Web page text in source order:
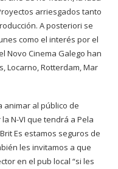
arriesgados tanto
A posteriori se
como el interés por el
Novo Cinema Galego han
Locarno, Rotterdam, Mar
animar al público de
N-VI que tendrá a Pela
Es estamos seguros de
les invitamos a que
en el pub local “si les